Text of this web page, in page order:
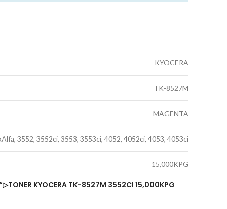
KYOCERA
TK-8527M
MAGENTA
3552, 3552ci, 3553, 3553ci, 4052, 4052ci, 4053, 4053ci
15,000KPG
“▷TONER KYOCERA TK-8527M 3552CI 15,000KPG